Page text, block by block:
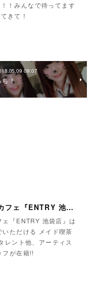
！みんなで待ってます
きて！
09:07
ち！
カジュアルメイドカフェ『ENTRY 池袋店』
『ENTRY 池袋店』は
ただける メイド喫茶
レント他、アーティス
フが在籍!!